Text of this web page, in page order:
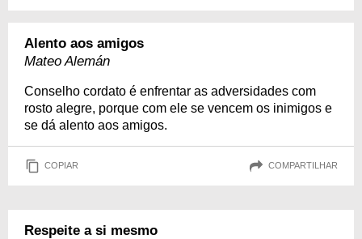
Alento aos amigos
Mateo Alemán
Conselho cordato é enfrentar as adversidades com
rosto alegre, porque com ele se vencem os inimigos e
se dá alento aos amigos.
COPIAR COMPARTILHAR
Respeite a si mesmo